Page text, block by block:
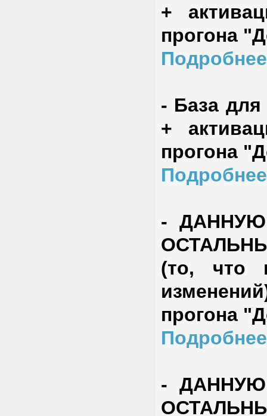
+
прогона
Подробнее
- База
+
прогона
Подробнее
-
(то, что
прогона
Подробнее
-